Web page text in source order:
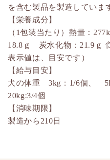
を含む製品を製造していま
【栄養成分】
（1包装当たり）熱量：
18.8ｇ 炭水化物：21.9ｇ
表示値は、目安です）
【給与目安】
犬の体重 3kg：1/6個、
20kg:3/4個
【消味期限】
製造から210日